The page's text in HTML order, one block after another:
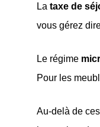
La taxe de
vous gérez
Le régime
Pour les
Au-delà de